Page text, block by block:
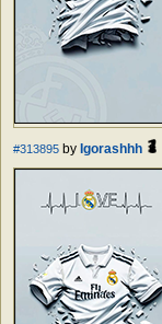
#313895 by Igorashhh